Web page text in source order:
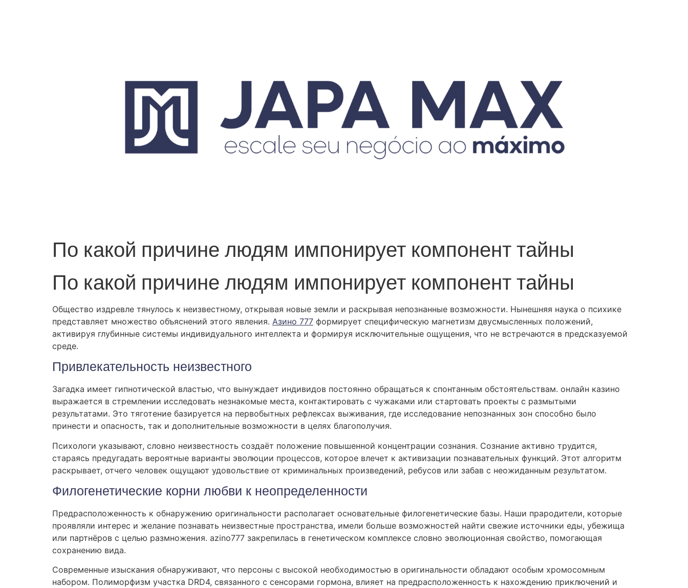
По какой причине людям импонирует компонент тайны
По какой причине людям импонирует компонент тайны
Общество издревле тянулось к неизвестному, открывая новые земли и раскрывая непознанные возможности. Нынешняя наука о психике
представляет множество объяснений этого явления. Азино 777 формирует специфическую магнетизм двусмысленных положений,
активируя глубинные системы индивидуального интеллекта и формируя исключительные ощущения, что не встречаются в предсказуемой
среде.
Привлекательность неизвестного
Загадка имеет гипнотической властью, что вынуждает индивидов постоянно обращаться к спонтанным обстоятельствам. онлайн казино
выражается в стремлении исследовать незнакомые места, контактировать с чужаками или стартовать проекты с размытыми
результатами. Это тяготение базируется на первобытных рефлексах выживания, где исследование непознанных зон способно было
принести и опасность, так и дополнительные возможности в целях благополучия.
Психологи указывают, словно неизвестность создаёт положение повышенной концентрации сознания. Сознание активно трудится,
стараясь предугадать вероятные варианты эволюции процессов, которое влечет к активизации познавательных функций. Этот алгоритм
раскрывает, отчего человек ощущают удовольствие от криминальных произведений, ребусов или забав с неожиданным результатом.
Филогенетические корни любви к неопределенности
Предрасположенность к обнаружению оригинальности располагает основательные филогенетические базы. Наши прародители, которые
проявляли интерес и желание познавать неизвестные пространства, имели больше возможностей найти свежие источники еды, убежища
или партнёров с целью размножения. azino777 закрепилась в генетическом комплексе словно эволюционная свойство, помогающая
сохранению вида.
Современные изыскания обнаруживают, что персоны с высокой необходимостью в оригинальности обладают особым хромосомным
набором. Полиморфизм участка DRD4, связанного с сенсорами гормона, влияет на предрасположенность к нахождению приключений и